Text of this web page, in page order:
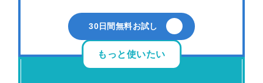
30日間無料お試し
もっと使いたい